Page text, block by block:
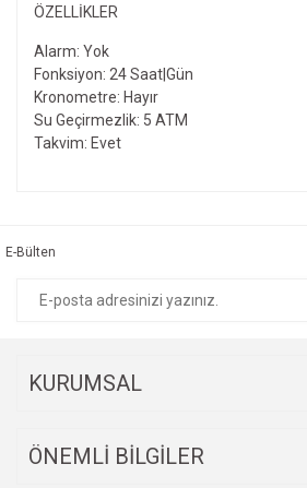
ÖZELLIKLER
Alarm: Yok
Fonksiyon: 24 Saat|Gün
Kronometre: Hayır
Su Geçirmezlik: 5 ATM
Takvim: Evet
Ürün fiyatı diğer sitelerden daha pahalı.
E-Bülten
KURUMSAL
ÖNEMLİ BİLGİLER